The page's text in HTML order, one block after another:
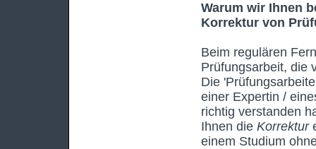
Warum wir Ihnen
Korrektur von
Beim regulären
Prüfungsarbeit, die
Die
einer Expertin /
richtig verstanden
Ihnen die Korrektur
einem Studium